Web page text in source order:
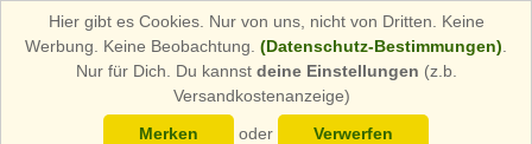
Hier gibt es Cookies. Nur von uns, nicht von Dritten. Keine
Werbung. Keine Beobachtung. (Datenschutz-Bestimmungen)
Nur für Dich. Du kannst deine Einstellungen (z.b.
Versandkostenanzeige)
Merken
oder Verwerfen